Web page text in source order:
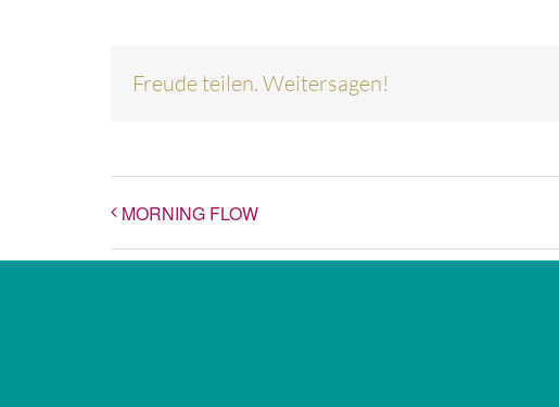
Freude teilen. Weitersagen!
MORNING FLOW